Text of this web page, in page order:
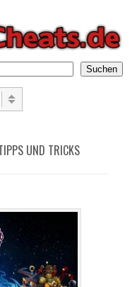
Suchen
UND TRICKS